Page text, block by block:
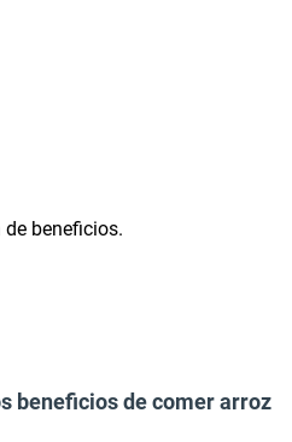
beneficios de comer arroz